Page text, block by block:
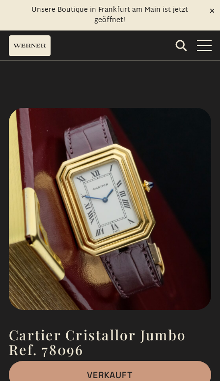
Unsere Boutique in Frankfurt am Main ist jetzt
geöffnet!
Cartier Cristallor Jumbo
Ref. 78096
VERKAUFT